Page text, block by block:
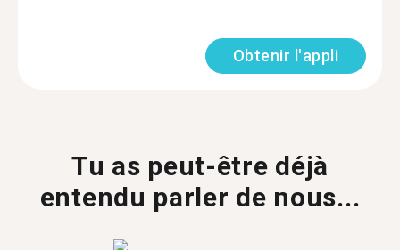
Obtenir l'appli
Tu as peut-être déjà
entendu parler de nous...